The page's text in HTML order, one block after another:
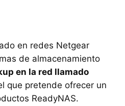
en redes Netgear
de almacenamiento
en la red llamado
que pretende ofrecer un
ReadyNAS.